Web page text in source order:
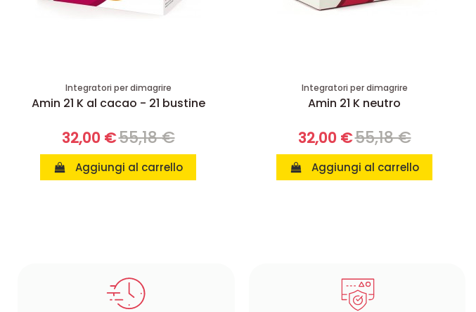
Integratori per dimagrire
Amin 21 K al cacao - 21 bustine
32,00 €55,18 €
Aggiungi al carrello
Integratori per dimagrire
Amin 21 K neutro
32,00 €55,18 €
Aggiungi al carrello